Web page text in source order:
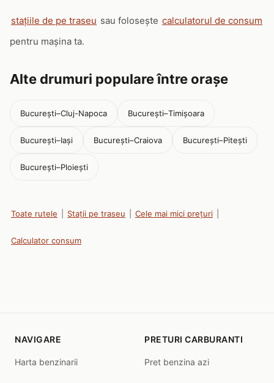
stațiile de pe traseu sau folosește calculatorul de consum
pentru mașina ta.
Alte drumuri populare între orașe
București–Cluj-Napoca București–Timișoara
București–Iași București–Craiova București–Pitești
București–Ploiești
Toate rutele Stații pe traseu Cele mai mici prețuri
Calculator consum
NAVIGARE
Harta benzinarii
PRETURI CARBURANTI
Pret benzina azi